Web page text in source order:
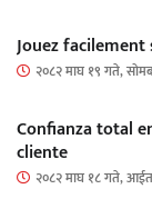
Jouez
२०८२ माघ १९ गते,
Confianza total
cliente
२०८२ माघ १८ गते,